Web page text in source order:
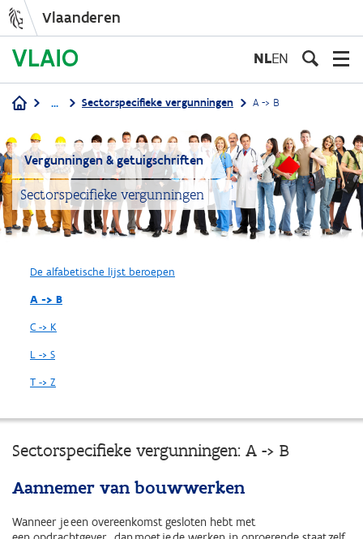
inhoud
gaan
Vlaanderen
NLEN
... Sectorspecifieke vergunningen A -> B
Vergunningen & getuigschriften
Sectorspecifieke vergunningen
De alfabetische lijst beroepen
A -> B
C -> K
L -> S
T -> Z
Sectorspecifieke vergunningen: A -> B
Aannemer van bouwwerken
Wanneer je een overeenkomst gesloten hebt met